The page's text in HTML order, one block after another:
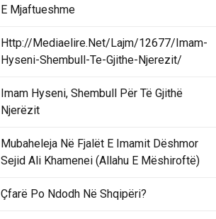
E Mjaftueshme
Http://Mediaelire.Net/Lajm/12677/Imam-
Hyseni-Shembull-Te-Gjithe-Njerezit/
Imam Hyseni, Shembull Për Të Gjithë
Njerëzit
Mubaheleja Në Fjalët E Imamit Dëshmor
Sejid Ali Khamenei (Allahu E Mëshiroftë)
Çfarë Po Ndodh Në Shqipëri?